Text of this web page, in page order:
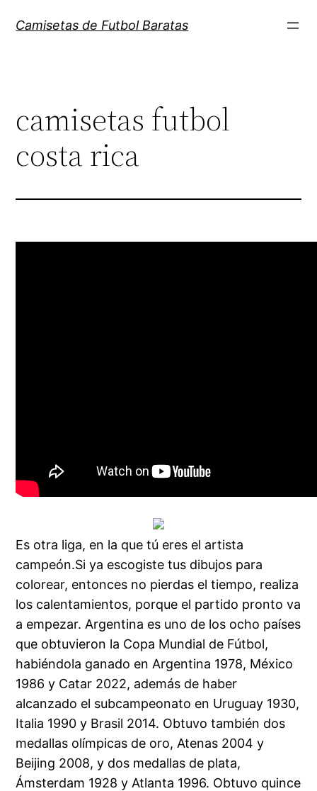
Camisetas de Futbol Baratas
camisetas futbol
costa rica
Es otra liga, en la que tú eres el artista
campeón.Si ya escogiste tus dibujos para
colorear, entonces no pierdas el tiempo, realiza
los calentamientos, porque el partido pronto va
a empezar. Argentina es uno de los ocho países
que obtuvieron la Copa Mundial de Fútbol,
habiéndola ganado en Argentina 1978, México
1986 y Catar 2022, además de haber
alcanzado el subcampeonato en Uruguay 1930,
Italia 1990 y Brasil 2014. Obtuvo también dos
medallas olímpicas de oro, Atenas 2004 y
Beijing 2008, y dos medallas de plata,
Ámsterdam 1928 y Atlanta 1996. Obtuvo quince